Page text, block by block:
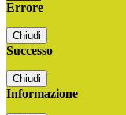
Errore
Chiudi
Successo
Chiudi
Informazione